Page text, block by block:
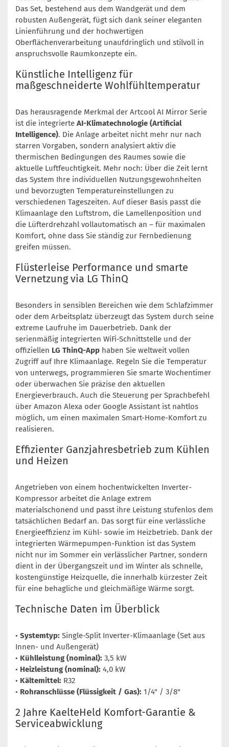
Das Set, bestehend aus dem Wandgerät und dem
robusten Außengerät, fügt sich dank seiner eleganten
Linienführung und der hochwertigen
Oberflächenverarbeitung unaufdringlich und stilvoll in
anspruchsvolle Raumkonzepte ein.
Künstliche Intelligenz für
maßgeschneiderte Wohlfühltemperatur
Das herausragende Merkmal der Artcool AI Mirror Serie
ist die integrierte AI-Klimatechnologie (Artificial
Intelligence). Die Anlage arbeitet nicht mehr nur nach
starren Vorgaben, sondern analysiert aktiv die
thermischen Bedingungen des Raumes sowie die
aktuelle Luftfeuchtigkeit. Mehr noch: Über die Zeit lernt
das System Ihre individuellen Nutzungsgewohnheiten
und bevorzugten Temperatureinstellungen zu
verschiedenen Tageszeiten. Auf dieser Basis passt die
Klimaanlage den Luftstrom, die Lamellenposition und
die Lüfterdrehzahl vollautomatisch an – für maximalen
Komfort, ohne dass Sie ständig zur Fernbedienung
greifen müssen.
Flüsterleise Performance und smarte
Vernetzung via LG ThinQ
Besonders in sensiblen Bereichen wie dem Schlafzimmer
oder dem Arbeitsplatz überzeugt das System durch seine
extreme Laufruhe im Dauerbetrieb. Dank der
serienmäßig integrierten WiFi-Schnittstelle und der
offiziellen LG ThinQ-App haben Sie weltweit vollen
Zugriff auf Ihre Klimaanlage. Regeln Sie die Temperatur
von unterwegs, programmieren Sie smarte Wochentimer
oder überwachen Sie präzise den aktuellen
Energieverbrauch. Auch die Steuerung per Sprachbefehl
über Amazon Alexa oder Google Assistant ist nahtlos
möglich, um einen maximalen Smart-Home-Komfort zu
realisieren.
Effizienter Ganzjahresbetrieb zum Kühlen
und Heizen
Angetrieben von einem hochentwickelten Inverter-
Kompressor arbeitet die Anlage extrem
materialschonend und passt ihre Leistung stufenlos dem
tatsächlichen Bedarf an. Das sorgt für eine verlässliche
Energieeffizienz im Kühl- sowie im Heizbetrieb. Dank der
integrierten Wärmepumpen-Funktion ist das System
nicht nur im Sommer ein verlässlicher Partner, sondern
dient in der Übergangszeit und im Winter als schnelle,
kostengünstige Heizquelle, die innerhalb kürzester Zeit
für eine behagliche und gleichmäßige Wärme sorgt.
Technische Daten im Überblick
• Systemtyp: Single-Split Inverter-Klimaanlage (Set aus
Innen- und Außengerät)
• Kühlleistung (nominal): 3,5 kW
• Heizleistung (nominal): 4,0 kW
• Kältemittel: R32
• Rohranschlüsse (Flüssigkeit / Gas): 1/4" / 3/8"
2 Jahre KaelteHeld Komfort-Garantie &
Serviceabwicklung